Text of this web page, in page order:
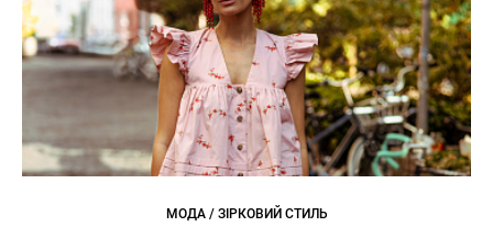
МОДА / ЗІРКОВИЙ СТИЛЬ